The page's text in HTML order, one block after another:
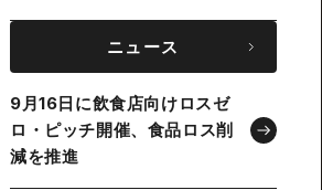
ニュース
9月16日に飲食店向けロスゼ
ロ・ピッチ開催、食品ロス削
減を推進